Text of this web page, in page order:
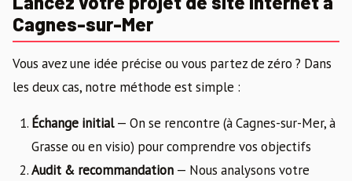
Cagnes-sur-Mer
Vous avez une idée précise ou vous partez de zéro ? Dans
les deux cas, notre méthode est simple :
Échange initial— On se rencontre (à Cagnes-sur-Mer, à
Grasse ou en visio) pour comprendre vos objectifs
Audit & recommandation — Nous analysons votre